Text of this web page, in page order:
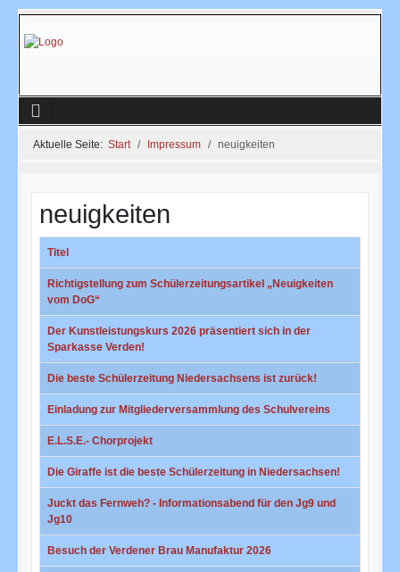
Aktuelle Seite: Start Impressum neuigkeiten
neuigkeiten
Titel
Richtigstellung zum Schülerzeitungsartikel „Neuigkeiten
vom DoG“
Der Kunstleistungskurs 2026 präsentiert sich in der
Sparkasse Verden!
Die beste Schülerzeitung Niedersachsens ist zurück!
Einladung zur Mitgliederversammlung des Schulvereins
E.L.S.E.- Chorprojekt
Die Giraffe ist die beste Schülerzeitung in Niedersachsen!
Juckt das Fernweh? - Informationsabend für den Jg9 und
Jg10
Besuch der Verdener Brau Manufaktur 2026